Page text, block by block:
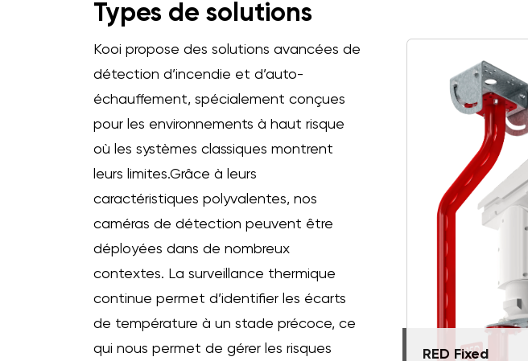
Types de solutions
Kooi propose des solutions avancées de
détection d’incendie et d’auto-
échauffement, spécialement conçues
pour les environnements à haut risque
où les systèmes classiques montrent
leurs limites.Grâce à leurs
caractéristiques polyvalentes, nos
caméras de détection peuvent être
déployées dans de nombreux
contextes. La surveillance thermique
continue permet d’identifier les écarts
de température à un stade précoce, ce
qui nous permet de gérer les risques
RED Fixed